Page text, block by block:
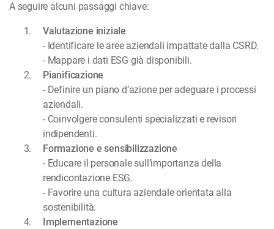
A seguire alcuni passaggi chiave:
Valutazione iniziale
- Identificare le aree aziendali impattate dalla CSRD.
- Mappare i dati ESG già disponibili.
Pianificazione
- Definire un piano d’azione per adeguare i processi
aziendali.
- Coinvolgere consulenti specializzati e revisori
indipendenti.
Formazione e sensibilizzazione
- Educare il personale sull’importanza della
rendicontazione ESG.
- Favorire una cultura aziendale orientata alla
sostenibilità.
Implementazione